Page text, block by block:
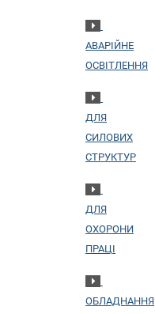
АВАРІЙНЕ
ОСВІТЛЕННЯ
ДЛЯ
СИЛОВИХ
СТРУКТУР
ДЛЯ
ОХОРОНИ
ПРАЦІ
ОБЛАДНАННЯ